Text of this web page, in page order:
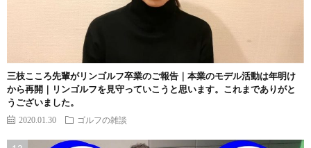
三枝こころ先輩がリンゴルフ卒業のご報告｜本業のモデル活動は年明け
から再開｜リンゴルフを見守っていこうと思います。これまでありがと
うございました。
2020.01.30 ゴルフの雑談